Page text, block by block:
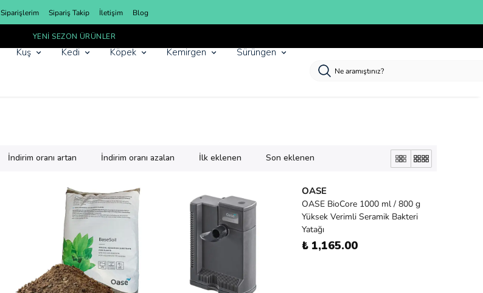
Siparişlerim Sipariş Takip İletişim Blog
YENI SEZON ÜRÜNLER
Kuş Kedi Köpek Kemirgen Sürüngen
İndirim oranı artan İndirim oranı azalan İlk eklenen Son eklenen
OASE
OASE BioCore 1000 ml / 800 g
Yüksek Verimli Seramik Bakteri
Yatağı
₺ 1,165.00